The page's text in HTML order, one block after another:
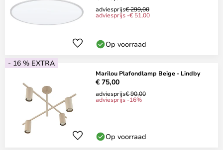
adviesprijs€ 299,00
adviesprijs -€ 51,00
Op voorraad
- 16 % EXTRA
Marilou Plafondlamp Beige - Lindby
€ 75,00
adviesprijs€ 90,00
adviesprijs -16%
Op voorraad